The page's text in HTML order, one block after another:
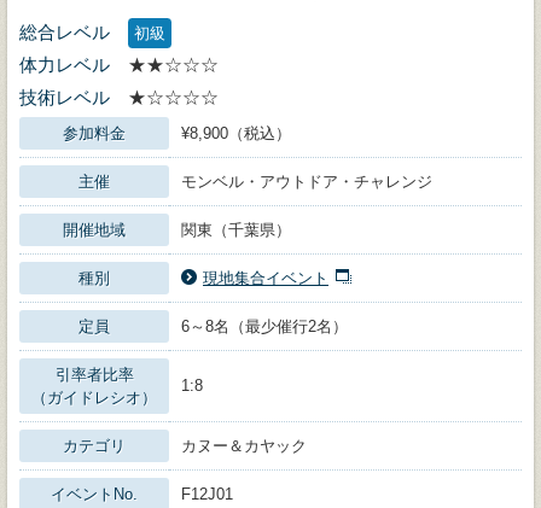
総合レベル 初級
体力レベル
★★☆☆☆
技術レベル
★☆☆☆☆
参加料金 ¥8,900（税込）
主催 モンベル・アウトドア・チャレンジ
開催地域 関東（千葉県）
種別 現地集合イベント
定員 6～8名（最少催行2名）
引率者比率
（ガイドレシオ）
1:8
カテゴリ カヌー＆カヤック
イベントNo. F12J01